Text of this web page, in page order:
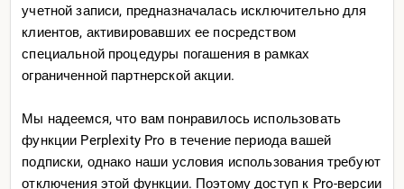
+
Не совсем то что я хотел (надо было добавить что
материала), но это легко можно исправить
учетной записи, предназначалась исключительно для
клиентов, активировавших ее посредством
специальной процедуры погашения в рамках
ограниченной партнерской акции.
Мы надеемся, что вам понравилось использовать
функции Perplexity Pro в течение периода вашей
подписки, однако наши условия использования требуют
отключения этой функции. Поэтому доступ к Pro-версии